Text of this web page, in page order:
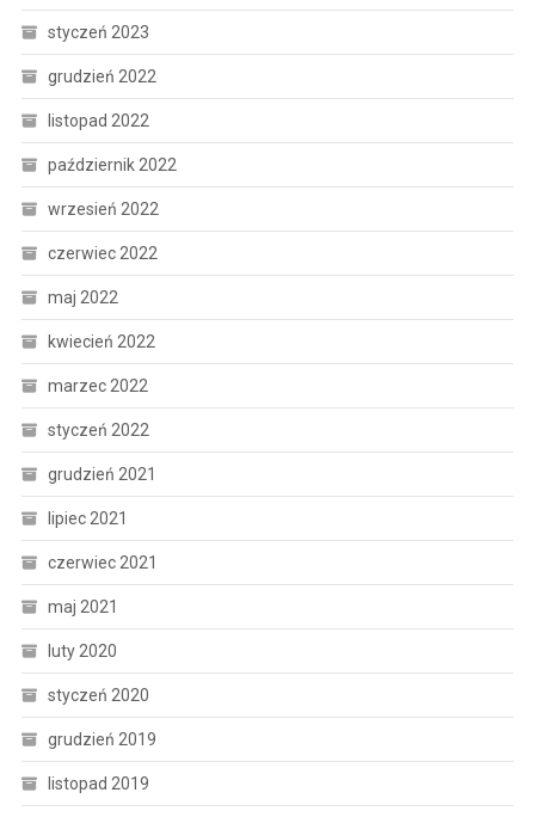
styczeń 2023
grudzień 2022
listopad 2022
październik 2022
wrzesień 2022
czerwiec 2022
maj 2022
kwiecień 2022
marzec 2022
styczeń 2022
grudzień 2021
lipiec 2021
czerwiec 2021
maj 2021
luty 2020
styczeń 2020
grudzień 2019
listopad 2019